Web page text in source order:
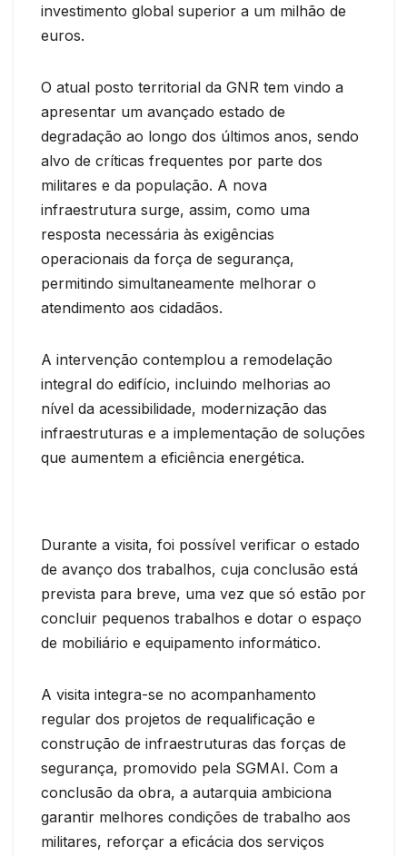
investimento global superior a um milhão de
euros.
O atual posto territorial da GNR tem vindo a
apresentar um avançado estado de
degradação ao longo dos últimos anos, sendo
alvo de críticas frequentes por parte dos
militares e da população. A nova
infraestrutura surge, assim, como uma
resposta necessária às exigências
operacionais da força de segurança,
permitindo simultaneamente melhorar o
atendimento aos cidadãos.
A intervenção contemplou a remodelação
integral do edifício, incluindo melhorias ao
nível da acessibilidade, modernização das
infraestruturas e a implementação de soluções
que aumentem a eficiência energética.
Durante a visita, foi possível verificar o estado
de avanço dos trabalhos, cuja conclusão está
prevista para breve, uma vez que só estão por
concluir pequenos trabalhos e dotar o espaço
de mobiliário e equipamento informático.
A visita integra-se no acompanhamento
regular dos projetos de requalificação e
construção de infraestruturas das forças de
segurança, promovido pela SGMAI. Com a
conclusão da obra, a autarquia ambiciona
garantir melhores condições de trabalho aos
militares, reforçar a eficácia dos serviços